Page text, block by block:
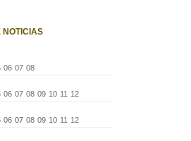
NOTICIAS
06 07 08
06 07 08 09 10 11 12
06 07 08 09 10 11 12